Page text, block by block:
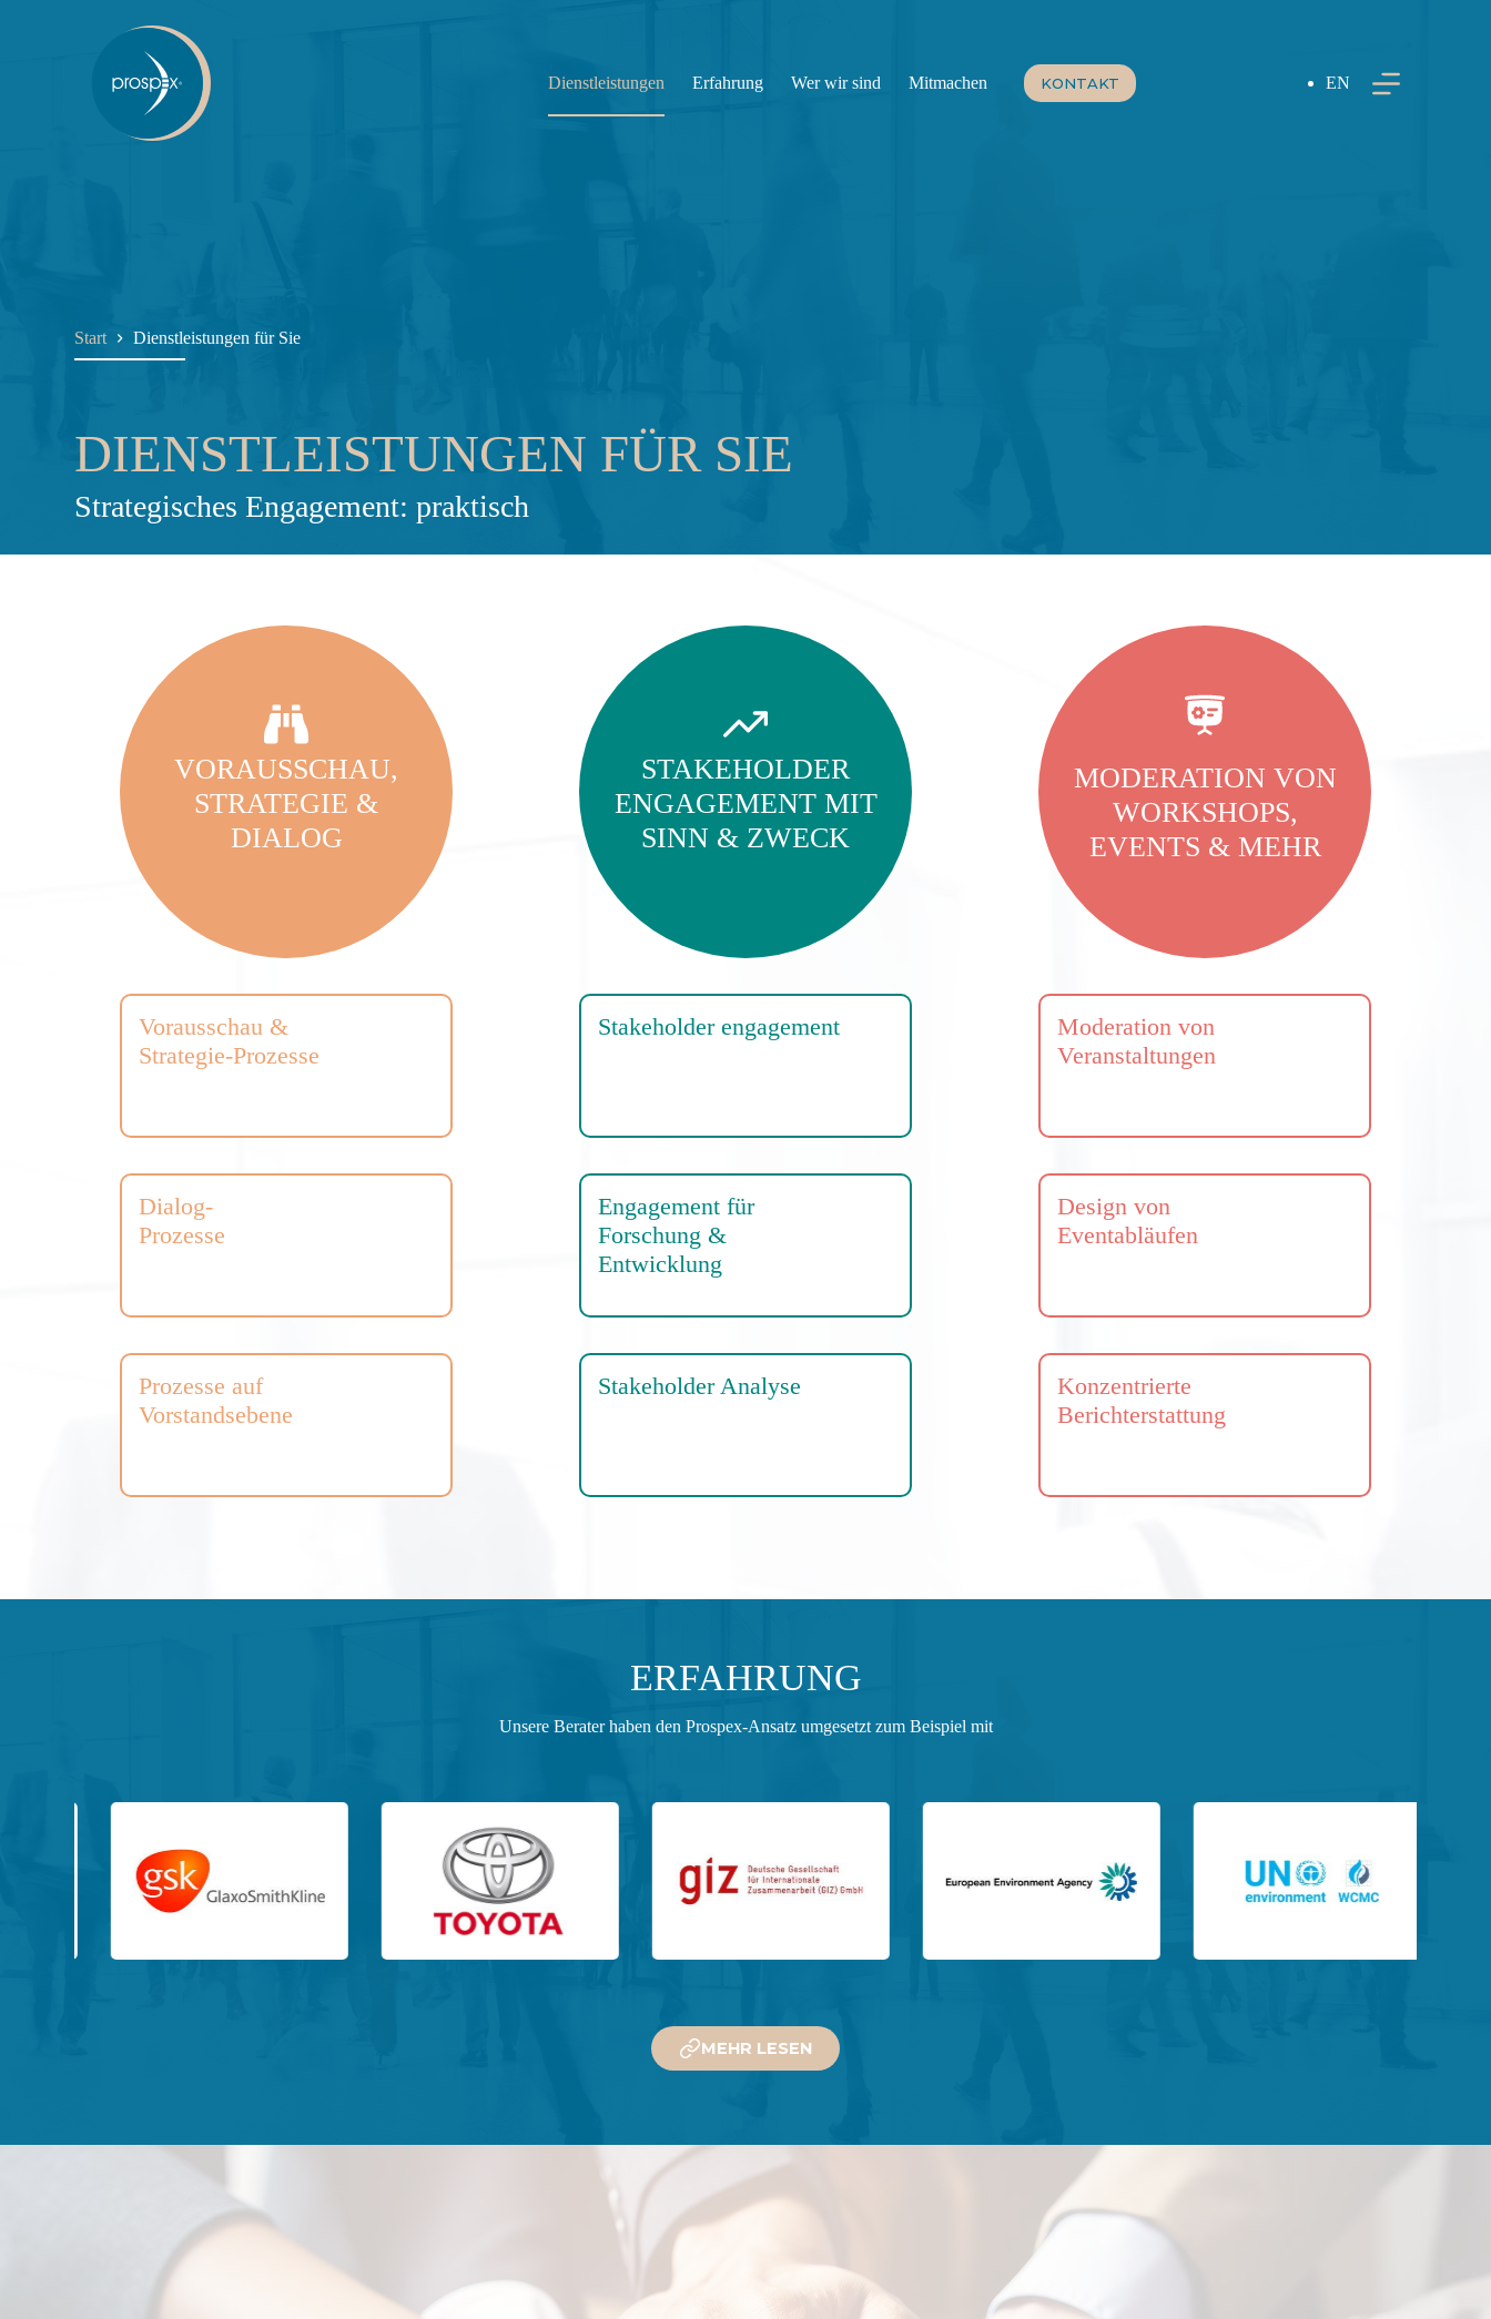
Dienstleistungen
Erfahrung Wer wir sind Mitmachen KONTAKT EN
Start Dienstleistungen für Sie
DIENSTLEISTUNGEN FÜR SIE
Strategisches Engagement: praktisch
VORAUSSCHAU,
STRATEGIE &
DIALOG
Vorausschau &
Strategie-Prozesse
Dialog-
Prozesse
Prozesse auf
Vorstandsebene
STAKEHOLDER
ENGAGEMENT MIT
SINN & ZWECK
Stakeholder engagement
Engagement für
Forschung &
Entwicklung
Stakeholder Analyse
MODERATION VON
WORKSHOPS,
EVENTS & MEHR
Moderation von
Veranstaltungen
Design von
Eventabläufen
Konzentrierte
Berichterstattung
ERFAHRUNG
Unsere Berater haben den Prospex-Ansatz umgesetzt zum Beispiel mit
MEHR LESEN